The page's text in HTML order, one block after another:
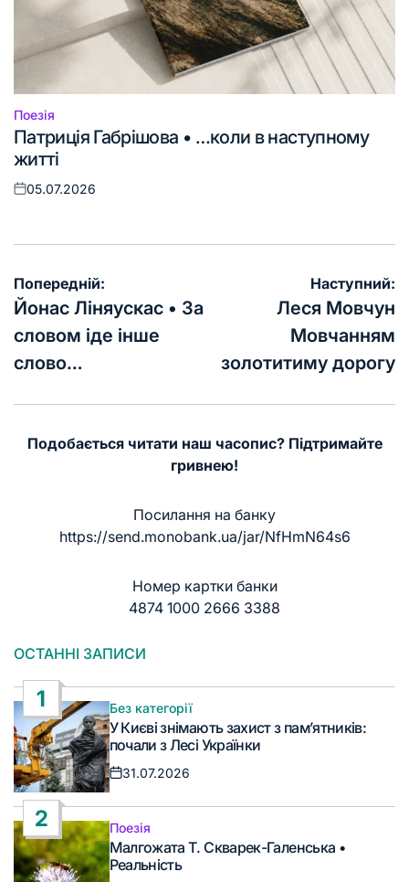
Опублікувати
у
Поезія
Патриція Габрішова • …коли в наступному
житті
Оприлюднено
05.07.2026
Навігація
записів
Попередній:
Йонас Ліняускас • За
словом іде інше
слово…
Наступний:
Леся Мовчун
Мовчанням
золотитиму дорогу
Подобається читати наш часопис? Підтримайте
гривнею!
Посилання на банку
https://send.monobank.ua/jar/NfHmN64s6
Номер картки банки
4874 1000 2666 3388
ОСТАННІ ЗАПИСИ
1
Опублікувати
у
Без категорії
У Києві знімають захист з пам’ятників:
почали з Лесі Українки
Дата
31.07.2026
2
Опублікувати
у
Поезія
Малгожата Т. Скварек-Галенська •
Реальність